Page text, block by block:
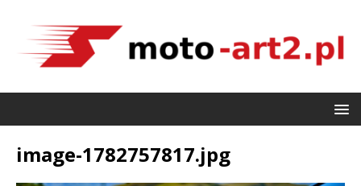
image-1782757817.jpg